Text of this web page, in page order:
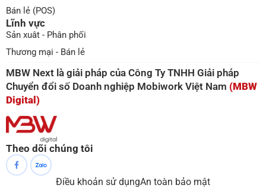
Bán lẻ (POS)
Lĩnh vực
Sản xuât - Phân phối
Thương mại - Bán lẻ
MBW Next là giải pháp của Công Ty TNHH Giải pháp
Chuyển đổi số Doanh nghiệp Mobiwork Việt Nam (MBW
Digital)
Theo dõi chúng tôi
Điều khoản sử dụngAn toàn bảo mật